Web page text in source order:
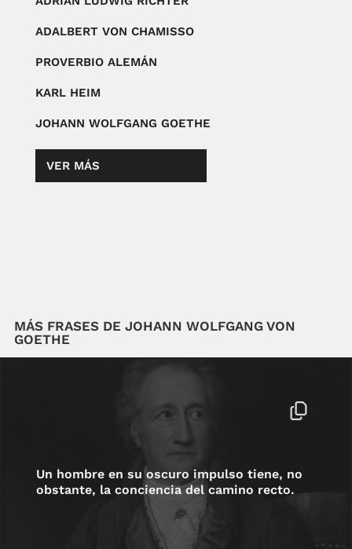
ADALBERT VON CHAMISSO
PROVERBIO ALEMÁN
KARL HEIM
JOHANN WOLFGANG GOETHE
VER MÁS
MÁS FRASES DE JOHANN WOLFGANG VON
GOETHE
Un hombre en su oscuro impulso tiene, no
obstante, la conciencia del camino recto.